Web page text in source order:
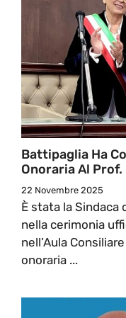
Battipaglia Ha
Onoraria Al
22 Novembre 2025
È stata la Sindaca
nella cerimonia
nell’Aula
onoraria ...